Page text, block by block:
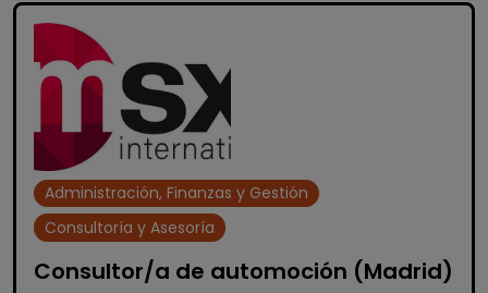
Administración, Finanzas y Gestión
Consultoría y Asesoría
Consultor/a de automoción (Madrid)